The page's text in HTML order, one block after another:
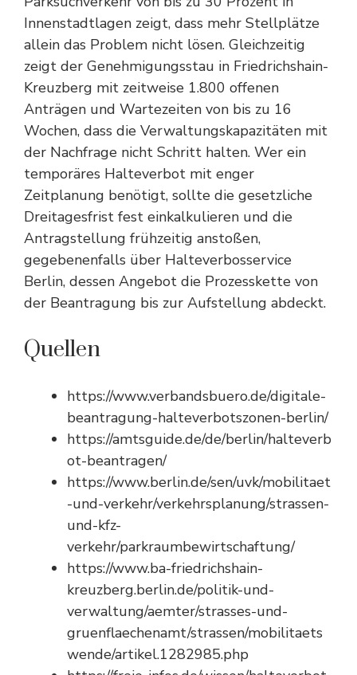
Innenstadtlagen zeigt, dass mehr Stellplätze
allein das Problem nicht lösen. Gleichzeitig
zeigt der Genehmigungsstau in Friedrichshain-
Kreuzberg mit zeitweise 1.800 offenen
Anträgen und Wartezeiten von bis zu 16
Wochen, dass die Verwaltungskapazitäten mit
der Nachfrage nicht Schritt halten. Wer ein
temporäres Halteverbot mit enger
Zeitplanung benötigt, sollte die gesetzliche
Dreitagesfrist fest einkalkulieren und die
Antragstellung frühzeitig anstoßen,
gegebenenfalls über Halteverbosservice
Berlin, dessen Angebot die Prozesskette von
der Beantragung bis zur Aufstellung abdeckt.
Quellen
https://www.verbandsbuero.de/digitale-
beantragung-halteverbotszonen-berlin/
https://amtsguide.de/de/berlin/halteverb
ot-beantragen/
https://www.berlin.de/sen/uvk/mobilitaet
-und-verkehr/verkehrsplanung/strassen-
und-kfz-
verkehr/parkraumbewirtschaftung/
https://www.ba-friedrichshain-
kreuzberg.berlin.de/politik-und-
verwaltung/aemter/strasses-und-
gruenflaechenamt/strassen/mobilitaets
wende/artikel.1282985.php